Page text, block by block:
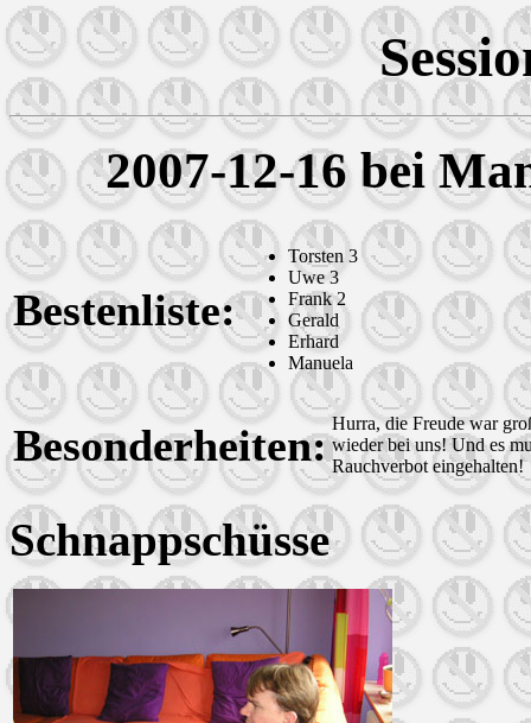
2007-12-16 bei
Bestenliste:
Torsten 3
Uwe 3
Frank 2
Gerald
Erhard
Manuela
Besonderheiten: Hurra, die Freude war
wieder bei uns! Und es
Rauchverbot eingehalten!
Schnappschüsse